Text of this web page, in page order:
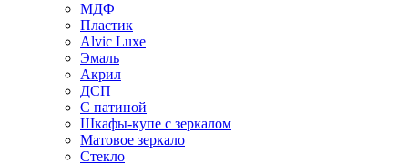
МДФ
Пластик
Alvic Luxe
Эмаль
Акрил
ДСП
С патиной
Шкафы-купе с зеркалом
Матовое зеркало
Стекло